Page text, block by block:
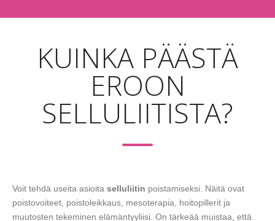
KUINKA PÄÄSTÄ
EROON
SELLULIITISTA?
Voit tehdä useita asioita selluliitin poistamiseksi. Näitä ovat
poistovoiteet, poistoleikkaus, mesoterapia, hoitopillerit ja
muutosten tekeminen elämäntyyliisi. On tärkeää muistaa, että